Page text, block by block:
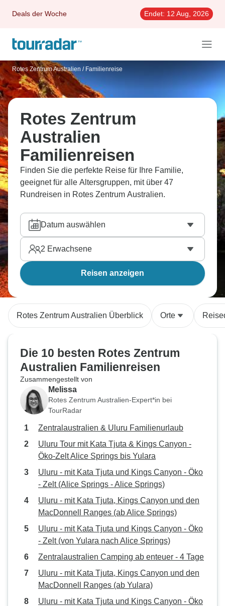
Deals der Woche Endet: 12 Aug, 2026
Rotes Zentrum Australien / Familienreise
Rotes Zentrum
Australien
Familienreisen
Finden Sie die perfekte Reise für Ihre Familie,
geeignet für alle Altersgruppen, mit über 47
Rundreisen in Rotes Zentrum Australien.
Datum auswählen
2 Erwachsene
Reisen anzeigen
Rotes Zentrum Australien Überblick Orte
Die 10 besten Rotes Zentrum
Australien Familienreisen
Zusammengestellt von
Melissa
Rotes Zentrum Australien-Expert*in bei
TourRadar
Zentralaustralien & Uluru Familienurlaub
Uluru Tour mit Kata Tjuta & Kings Canyon -
Öko-Zelt Alice Springs bis Yulara
Uluru - mit Kata Tjuta und Kings Canyon - Öko
- Zelt (Alice Springs - Alice Springs)
Uluru - mit Kata Tjuta, Kings Canyon und den
MacDonnell Ranges (ab Alice Springs)
Uluru - mit Kata Tjuta und Kings Canyon - Öko
- Zelt (von Yulara nach Alice Springs)
Zentralaustralien Camping ab enteuer - 4 Tage
Uluru - mit Kata Tjuta, Kings Canyon und den
MacDonnell Ranges (ab Yulara)
Uluru - mit Kata Tjuta und Kings Canyon - Öko